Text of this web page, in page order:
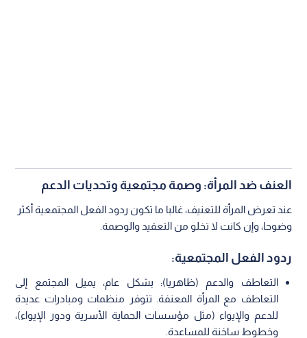
العنف ضد المرأة: وصمة مجتمعية وتحديات الدعم
عند تعرض المرأة للتعنيف، غالبا ما تكون ردود الفعل المجتمعية أكثر
وضوحا، وإن كانت لا تخلو من التعقيد والوصمة.
ردود الفعل المجتمعية:
التعاطف والدعم (ظاهريا): بشكل عام، يميل المجتمع إلى
التعاطف مع المرأة المعنفة. تتوفر منظمات ومبادرات عديدة
للدعم والإيواء (مثل مؤسسات الحماية الأسرية ودور الإيواء)،
وخطوط ساخنة للمساعدة.